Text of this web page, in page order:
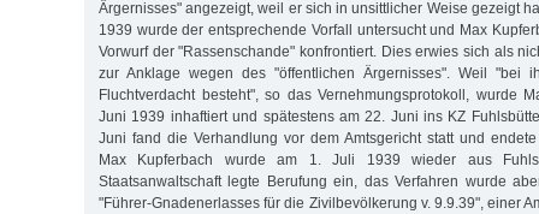
Ärgernisses" angezeigt, weil er sich in unsittlicher Weise gezeigt
1939 wurde der entsprechende Vorfall untersucht und Max
Vorwurf der "Rassenschande" konfrontiert. Dies erwies sich als
zur Anklage wegen des "öffentlichen Ärgernisses". Weil "bei
Fluchtverdacht besteht", so das Vernehmungsprotokoll, wurde
Juni 1939 inhaftiert und spätestens am 22. Juni ins KZ
Juni fand die Verhandlung vor dem Amtsgericht statt und
Max Kupferbach wurde am 1. Juli 1939 wieder aus
Staatsanwaltschaft legte Berufung ein, das Verfahren wurde
"Führer-Gnadenerlasses für die Zivilbevölkerung v. 9.9.39", einer